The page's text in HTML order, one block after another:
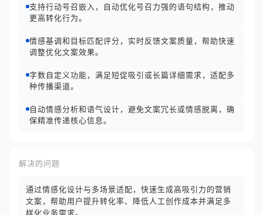
支持行动号召嵌入，自动优化号召力强的语句结构，推动
更高转化行为。
情感基调和目标匹配评分，实时反馈文案质量，帮助快速
调整优化文案效果。
字数自定义功能，满足短促吸引或长篇详细需求，适配多
种传播渠道。
自动情感分析和语气设计，避免文案冗长或情感脱离，确
保精准传递核心信息。
解决的问题
通过情感化设计与多场景适配，快速生成高吸引力的营销
文案，帮助用户提升转化率、降低人工创作成本并满足多
样化业务需求。